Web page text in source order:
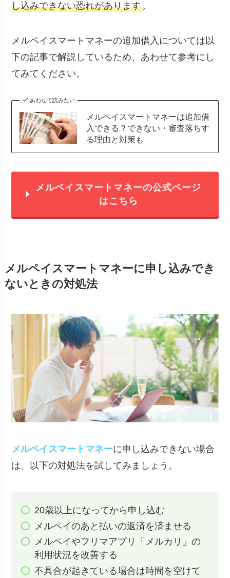
し込みできない恐れがあります。
メルペイスマートマネーの追加借入については以
下の記事で解説しているため、あわせて参考にし
てみてください。
あわせて読みたい
メルペイスマートマネーは追加借
入できる？できない・審査落ちす
る理由と対策も
メルペイスマートマネーの公式ページ
はこちら
メルペイスマートマネーに申し込みでき
ないときの対処法
メルペイスマートマネーに申し込みできない場合
は、以下の対処法を試してみましょう。
20歳以上になってから申し込む
メルペイのあと払いの返済を済ませる
メルペイやフリマアプリ「メルカリ」の
利用状況を改善する
不具合が起きている場合は時間を空けて